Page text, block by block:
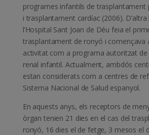
programes infantils de trasplantament
i trasplantament cardíac (2006). D’altra
l’Hospital Sant Joan de Déu feia el
trasplantament de ronyó i començava
activitat com a programa autoritzat
renal infantil. Actualment, ambdós
estan considerats com a centres de
Sistema Nacional de Salud espanyol.
En aquests anys, els receptors de
òrgan tenien 21 dies en el cas del
ronyó, 16 dies el de fetge, 3 mesos el